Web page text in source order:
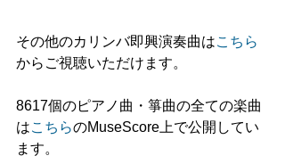
その他のカリンバ即興演奏曲はこちら
からご視聴いただけます。
8617個のピアノ曲・箏曲の全ての楽曲
はこちらのMuseScore上で公開してい
ます。